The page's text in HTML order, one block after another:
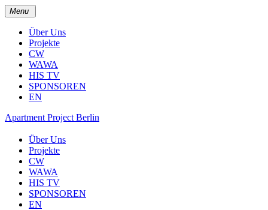
Menu
Über Uns
Projekte
CW
WAWA
HIS TV
SPONSOREN
EN
Apartment Project Berlin
Über Uns
Projekte
CW
WAWA
HIS TV
SPONSOREN
EN